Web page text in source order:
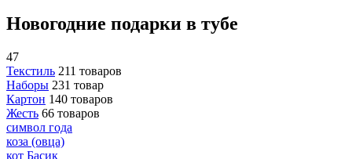
Новогодние подарки в тубе
47
Текстиль 211 товаров
Наборы 231 товар
Картон 140 товаров
Жесть 66 товаров
символ года
коза (овца)
кот Басик